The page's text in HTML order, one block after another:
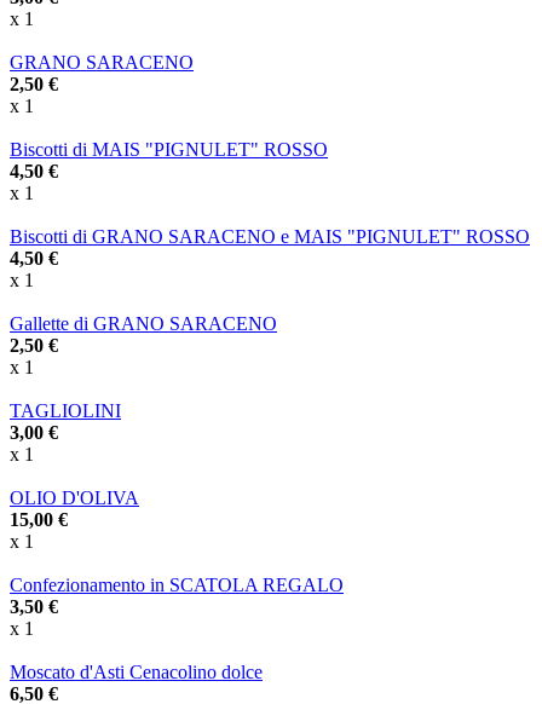
x 1
GRANO SARACENO
2,50 €
x 1
Biscotti di MAIS "PIGNULET" ROSSO
4,50 €
x 1
Biscotti di GRANO SARACENO e MAIS "PIGNULET" ROSSO
4,50 €
x 1
Gallette di GRANO SARACENO
2,50 €
x 1
TAGLIOLINI
3,00 €
x 1
OLIO D'OLIVA
15,00 €
x 1
Confezionamento in SCATOLA REGALO
3,50 €
x 1
Moscato d'Asti Cenacolino dolce
6,50 €